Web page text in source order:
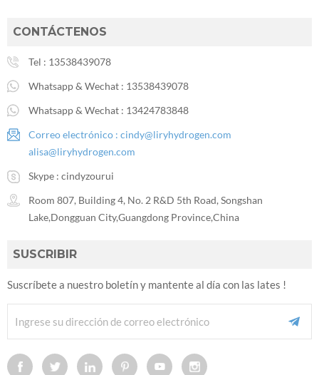
CONTÁCTENOS
Tel : 13538439078
Whatsapp & Wechat : 13538439078
Whatsapp & Wechat : 13424783848
Correo electrónico : cindy@liryhydrogen.com
alisa@liryhydrogen.com
Skype : cindyzourui
Room 807, Building 4, No. 2 R&D 5th Road, Songshan
Lake,Dongguan City,Guangdong Province,China
SUSCRIBIR
Suscríbete a nuestro boletín y mantente al día con las lates !